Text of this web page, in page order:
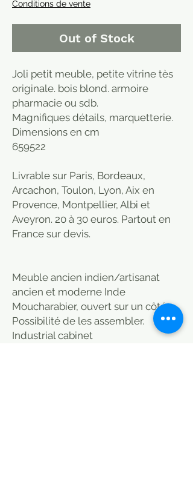
Conditions de vente
Out of Stock
Joli petit meuble, petite vitrine tès
originale. bois blond. armoire
pharmacie ou sdb.
Magnifiques détails, marquetterie.
Dimensions en cm
659522
Livrable sur Paris, Bordeaux,
Arcachon, Toulon, Lyon, Aix en
Provence, Montpellier, Albi et
Aveyron. 20 à 30 euros. Partout en
France sur devis.
Meuble ancien indien/artisanat
ancien et moderne Inde
Moucharabier, ouvert sur un côté.
Possibilité de les assembler.
Industrial cabinet